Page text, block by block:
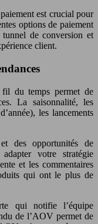
est crucial pour
options de paiement
tunnel de conversion et
client.
du temps permet de
La saisonnalité, les
les lancements
des opportunités de
votre stratégie
et les commentaires
qui ont le plus de
qui notifie l’équipe
de l’AOV permet de